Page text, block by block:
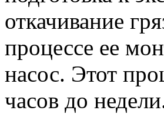
откачивание
процессе ее
насос. Этот
часов до